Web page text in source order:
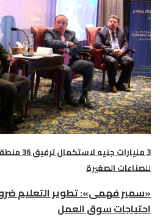
للصناعات الصغيرة
«سمير فهمى»: تطوير التعليم
احتياجات سوق العمل